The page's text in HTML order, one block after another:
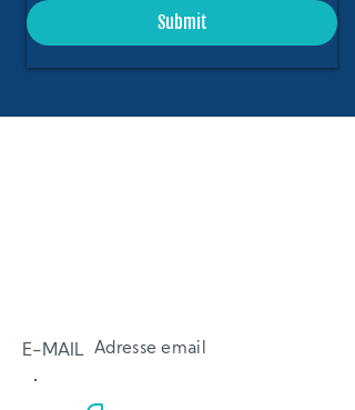
Submit
E-MAIL Adresse email